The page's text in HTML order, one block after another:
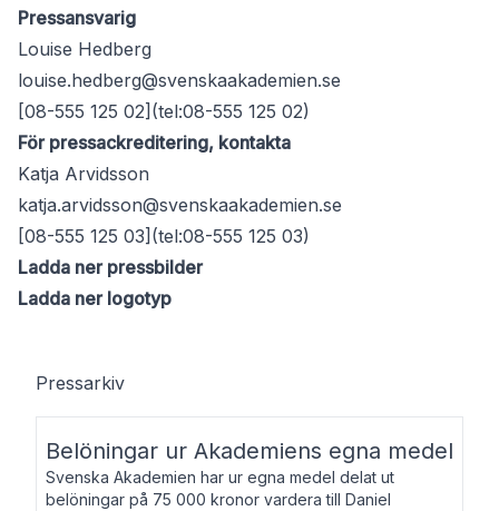
Pressansvarig
Louise Hedberg
louise.hedberg@svenskaakademien.se
[08-555 125 02](tel:08-555 125 02)
För pressackreditering, kontakta
Katja Arvidsson
katja.arvidsson@svenskaakademien.se
[08-555 125 03](tel:08-555 125 03)
Ladda ner pressbilder
Ladda ner logotyp
Pressarkiv
Belöningar ur Akademiens egna medel
Svenska Akademien har ur egna medel delat ut
belöningar på 75 000 kronor vardera till Daniel